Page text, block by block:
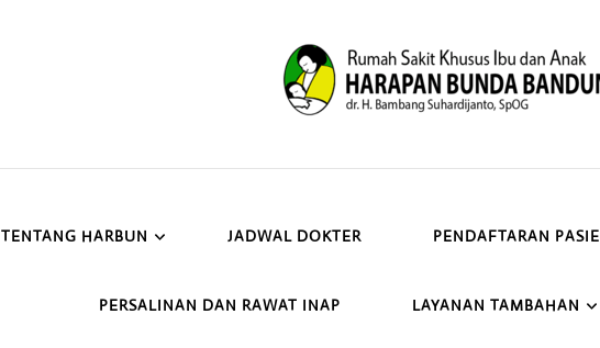
TENTANG HARBUN JADWAL DOKTER PENDAFTARAN
PERSALINAN DAN RAWAT INAP LAYANAN TAMBAHAN